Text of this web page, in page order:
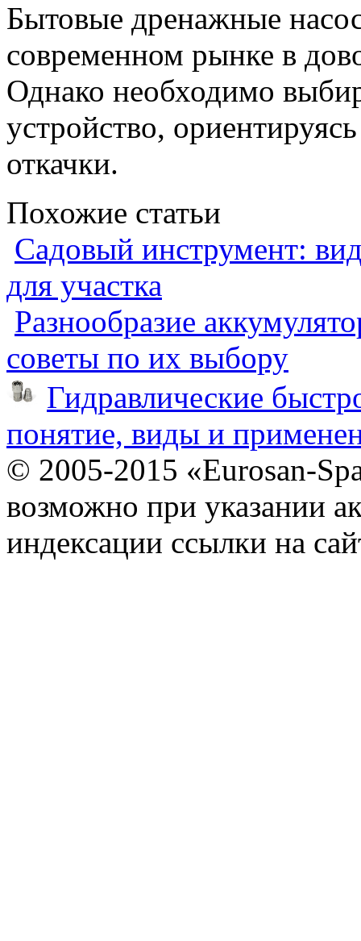
Бытовые дренажные
современном рынке в
Однако необходимо
устройство,
откачки.
Похожие статьи
Садовый инструмент:
для участка
Разнообразие
советы по их выбору
Гидравлические
понятие, виды и
© 2005-2015 «Eurosan-
возможно при указании
индексации ссылки на